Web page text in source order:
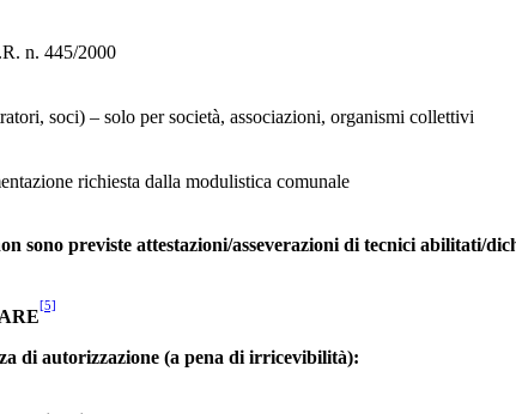
n. 445/2000
soci) – solo per società, associazioni, organismi collettivi
richiesta dalla modulistica comunale
sono previste attestazioni/asseverazioni di tecnici abilitati/
[5]
di autorizzazione (a pena di irricevibilità):